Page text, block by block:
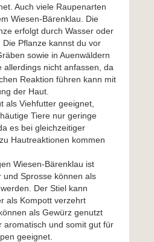
Auch viele Raupenarten
Wiesen-Bärenklau. Die
erfolgt durch Wasser oder
Pflanze kannst du vor
sowie in Auenwäldern
allerdings nicht anfassen, da
Reaktion führen kann mit
der Haut.
als Viehfutter geeignet,
Tiere nur geringe
es bei gleichzeitiger
Hautreaktionen kommen
Wiesen-Bärenklau ist
und Sprosse können als
Der Stiel kann
als Kompott verzehrt
als Gewürz genutzt
aromatisch und somit gut für
geeignet.